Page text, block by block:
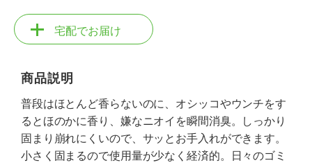
宅配でお届け
商品説明
普段はほとんど香らないのに、オシッコやウンチをす
るとほのかに香り、嫌なニオイを瞬間消臭。しっかり
固まり崩れにくいので、サッとお手入れができます。
小さく固まるので使用量が少なく経済的。日々のゴミ